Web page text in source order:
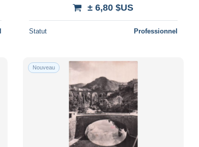
± 6,80 $US
Statut Professionnel
Nouveau